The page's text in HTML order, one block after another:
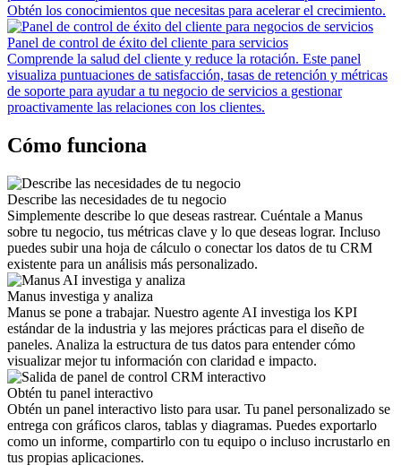
Obtén los conocimientos que necesitas para acelerar el crecimiento.
Panel de control de éxito del cliente para servicios
Comprende la salud del cliente y reduce la rotación. Este panel
visualiza puntuaciones de satisfacción, tasas de retención y métricas
de soporte para ayudar a tu negocio de servicios a gestionar
proactivamente las relaciones con los clientes.
Cómo funciona
Describe las necesidades de tu negocio
Simplemente describe lo que deseas rastrear. Cuéntale a Manus
sobre tu negocio, tus métricas clave y lo que deseas lograr. Incluso
puedes subir una hoja de cálculo o conectar los datos de tu CRM
existente para un análisis más personalizado.
Manus investiga y analiza
Manus se pone a trabajar. Nuestro agente AI investiga los KPI
estándar de la industria y las mejores prácticas para el diseño de
paneles. Analiza la estructura de tus datos para entender cómo
visualizar mejor tu información con claridad e impacto.
Obtén tu panel interactivo
Obtén un panel interactivo listo para usar. Tu panel personalizado se
entrega con gráficos claros, tablas y diagramas. Puedes exportarlo
como un informe, compartirlo con tu equipo o incluso incrustarlo en
tus propias aplicaciones.